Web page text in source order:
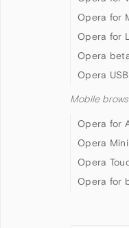
Opera for
Opera for
Opera
Opera USB
Mobile
Opera for
Opera Mini
Opera
Opera for